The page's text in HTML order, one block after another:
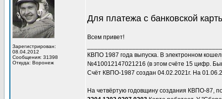
Зарегистрирован:
08.04.2012
Сообщения: 31398
Откуда: Воронеж
Для платежа с банковской
Всем привет!
КВПО 1987 года выпуска. В электронном
№410012147021216 (в этом счёте 15 цифр.
Счёт КВПО-1987 создан 04.02.2021г. На
На четвёртую годовщину создания КВПО-87,